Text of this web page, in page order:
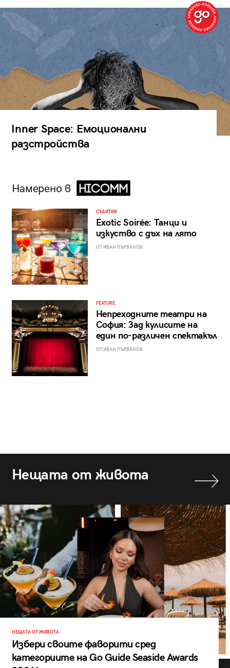
Inner Space: Емоционални
разстройства
Намерено в
СЪБИТИЯ
Exotic Soirée: Танци и
изкуство с дъх на лято
ОТ ИВАН ПЪРВАНОВ
FEATURE
Непреходните театри на
София: Зад кулисите на
един по-различен спектакъл
ОТ ИВАН ПЪРВАНОВ
Нещата от живота
НЕЩАТА ОТ ЖИВОТА
Избери своите фаворити сред
категориите на Go Guide Seaside Awards